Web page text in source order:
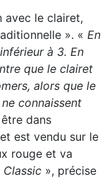
avec le clairet,
». « En
à 3. En
que le clairet
alors que le
connaissent
dans
est vendu sur le
rouge et va
Classic », précise